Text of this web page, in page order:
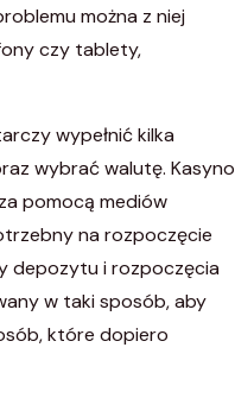
można z niej
czy tablety,
wypełnić kilka
wybrać walutę. Kasyno
pomocą mediów
na rozpoczęcie
depozytu i rozpoczęcia
w taki sposób, aby
które dopiero